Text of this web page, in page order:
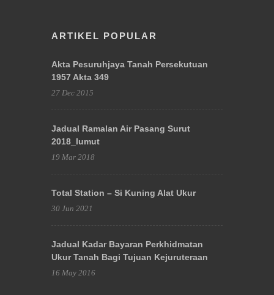
ARTIKEL POPULAR
Akta Pesuruhjaya Tanah Persekutuan
1957 Akta 349
27 Dec 2015
Jadual Ramalan Air Pasang Surut
2018_lumut
19 Mar 2018
Total Station – Si Kuning Alat Ukur
30 Jun 2021
Jadual Kadar Bayaran Perkhidmatan
Ukur Tanah Bagi Tujuan Kejuruteraan
16 May 2016